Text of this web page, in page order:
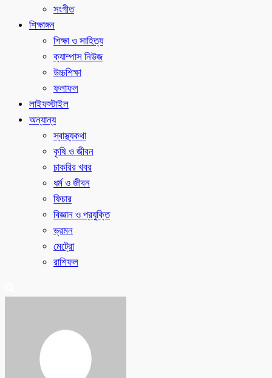
সংগীত
শিক্ষাঙ্গন
শিক্ষা ও সাহিত্য
ক্যাম্পাস নিউজ
উচ্চশিক্ষা
ফলাফল
লাইফস্টাইল
অন্যান্য
স্বাস্থ্যকথা
কৃষি ও জীবন
চাকরির খবর
ধর্ম ও জীবন
ফিচার
বিজ্ঞান ও প্রযুক্তি
ভ্রমন
মেট্রো
রাশিফল